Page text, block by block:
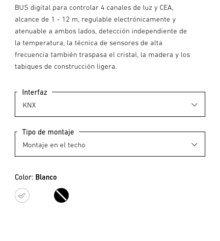
BUS digital para controlar 4 canales de luz y CEA,
alcance de 1 - 12 m, regulable electrónicamente y
atenuable a ambos lados, detección independiente de
la temperatura, la técnica de sensores de alta
frecuencia también traspasa el cristal, la madera y los
tabiques de construcción ligera.
Interfaz
Tipo de montaje
Color: Blanco
BlancoNegro